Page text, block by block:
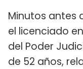
Minutos antes
el licenciado
del Poder
de 52 años,